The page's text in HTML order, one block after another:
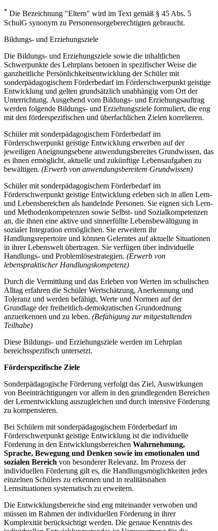
* Die Bezeichnung "Eltern" wird im Text gemäß § 45 Abs. 5
SchulG synonym zu Personensorgeberechtigten gebraucht.
Bildungs- und Erziehungsziele
Die Bildungs- und Erziehungsziele sowie die inhaltlichen
Schwerpunkte des Lehrplans betonen in spezifischer Weise die
ganzheitliche Persönlichkeitsentwicklung der Schüler mit
sonderpädagogischem Förderbedarf im Förderschwerpunkt geistige
Entwicklung und gelten grundsätzlich unabhängig vom Ort der
Unterrichtung. Ausgehend vom Bildungs- und Erziehungsauftrag
werden folgende Bildungs- und Erziehungsziele formuliert, die eng
mit den förderspezifischen und überfachlichen Zielen korrelieren.
Schüler mit sonderpädagogischem Förderbedarf im
Förderschwerpunkt geistige Entwicklung erwerben auf der
jeweiligen Aneignungsebene anwendungsbereites Grundwissen, das
es ihnen ermöglicht, aktuelle und zukünftige Lebensaufgaben zu
bewältigen. (Erwerb von anwendungsbereitem Grundwissen)
Schüler mit sonderpädagogischem Förderbedarf im
Förderschwerpunkt geistige Entwicklung erleben sich in allen Lern-
und Lebensbereichen als handelnde Personen. Sie eignen sich Lern-
und Methodenkompetenzen sowie Selbst- und Sozialkompetenzen
an, die ihnen eine aktive und sinnerfüllte Lebensbewältigung in
sozialer Integration ermöglichen. Sie erweitern ihr
Handlungsrepertoire und können Gelerntes auf aktuelle Situationen
in ihrer Lebenswelt übertragen. Sie verfügen über individuelle
Handlungs- und Problemlösestrategien. (Erwerb von
lebenspraktischer Handlungskompetenz)
Durch die Vermittlung und das Erleben von Werten im schulischen
Alltag erfahren die Schüler Wertschätzung, Anerkennung und
Toleranz und werden befähigt, Werte und Normen auf der
Grundlage der freiheitlich-demokratischen Grundordnung
anzuerkennen und zu leben. (Befähigung zur mitgestaltenden
Teilhabe)
Diese Bildungs- und Erziehungsziele werden im Lehrplan
bereichsspezifisch untersetzt.
Förderspezifische Ziele
Sonderpädagogische Förderung verfolgt das Ziel, Auswirkungen
von Beeinträchtigungen vor allem in den grundlegenden Bereichen
der Lernentwicklung auszugleichen und durch intensive Förderung
zu kompensieren.
Bei Schülern mit sonderpädagogischem Förderbedarf im
Förderschwerpunkt geistige Entwicklung ist die individuelle
Förderung in den Entwicklungsbereichen Wahrnehmung,
Sprache, Bewegung und Denken sowie im emotionalen und
sozialen Bereich von besonderer Relevanz. Im Prozess der
individuellen Förderung gilt es, die Handlungsmöglichkeiten jedes
einzelnen Schülers zu erkennen und in realitätsnahen
Lernsituationen systematisch zu erweitern.
Die Entwicklungsbereiche sind eng miteinander verwoben und
müssen im Rahmen der individuellen Förderung in ihrer
Komplexität berücksichtigt werden. Die genaue Kenntnis des